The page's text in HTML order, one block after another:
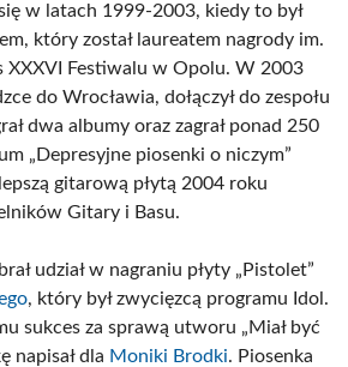
w latach 1999-2003, kiedy to był
który został laureatem nagrody im.
XXXVI Festiwalu w Opolu. W 2003
do Wrocławia, dołączył do zespołu
dwa albumy oraz zagrał ponad 250
„Depresyjne piosenki o niczym”
gitarową płytą 2004 roku
Gitary i Basu.
udział w nagraniu płyty „Pistolet”
, który był zwycięzcą programu Idol.
sukces za sprawą utworu „Miał być
napisał dla Moniki Brodki. Piosenka